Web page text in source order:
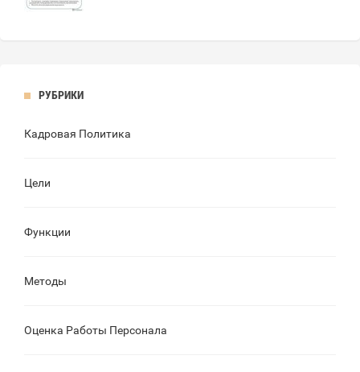
РУБРИКИ
Кадровая Политика
Цели
Функции
Методы
Оценка Работы Персонала